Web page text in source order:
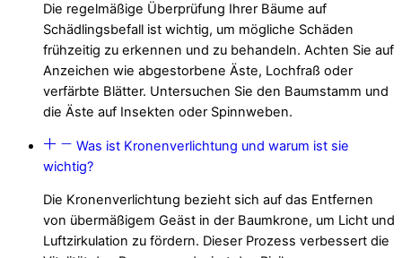
Die regelmäßige Überprüfung Ihrer Bäume auf
Schädlingsbefall ist wichtig, um mögliche Schäden
frühzeitig zu erkennen und zu behandeln. Achten Sie auf
Anzeichen wie abgestorbene Äste, Lochfraß oder
verfärbte Blätter. Untersuchen Sie den Baumstamm und
die Äste auf Insekten oder Spinnweben.
Was ist Kronenverlichtung und warum ist sie
wichtig?
Die Kronenverlichtung bezieht sich auf das Entfernen
von übermäßigem Geäst in der Baumkrone, um Licht und
Luftzirkulation zu fördern. Dieser Prozess verbessert die